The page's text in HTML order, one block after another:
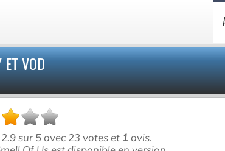
VOD
2.9sur5 avec 23 votes et 1 avis.